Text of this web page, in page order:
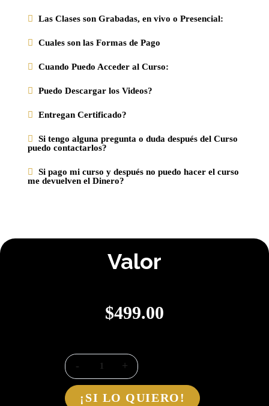
Las Clases son Grabadas, en vivo o Presencial:
Cuales son las Formas de Pago
Cuando Puedo Acceder al Curso:
Puedo Descargar los Videos?
Entregan Certificado?
Si tengo alguna pregunta o duda después del Curso
puedo contactarlos?
Si pago mi curso y después no puedo hacer el curso
me devuelven el Dinero?
Valor
$499.00
¡SI LO QUIERO!